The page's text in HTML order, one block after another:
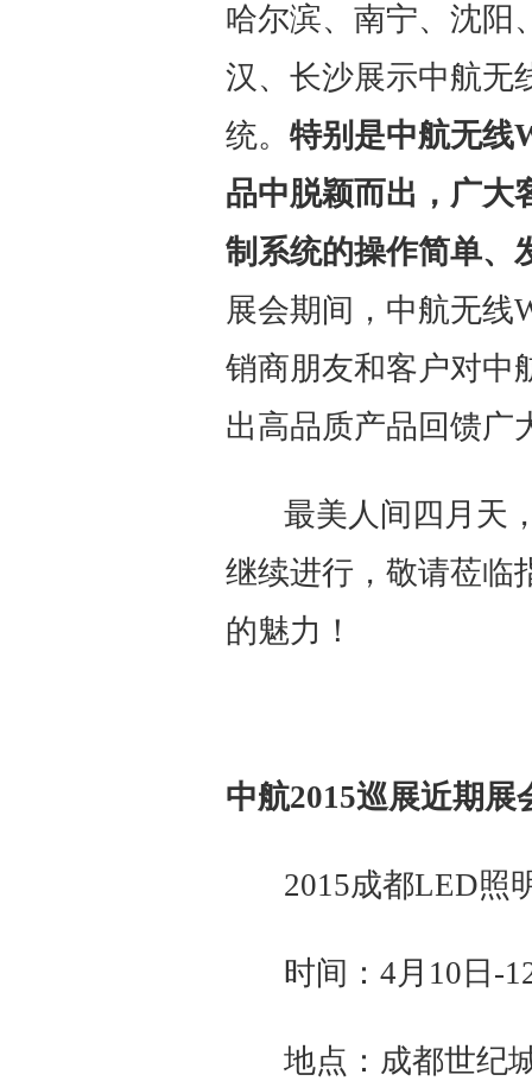
哈尔滨、南宁、沈阳
汉、长沙展示中航无
统。 特别是中航无线
品中脱颖而出，广
制系统的操作简单、
展会期间，中航无线
销商朋友和客户对中
出高品质产品回馈广
最美人间四月天
继续进行，敬请莅临
的魅力！
中航2015巡展近期展
2015成都LED照
时间：4月10日-
地点：成都世纪城